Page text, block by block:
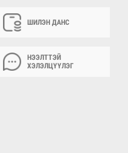
ШИЛЭН ДАНС
НЭЭЛТТЭЙ
ХЭЛЭЛЦҮҮЛЭГ